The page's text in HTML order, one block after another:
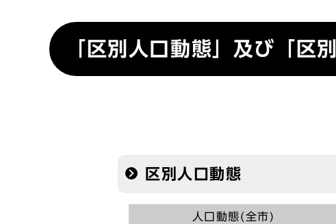
「区別人口動態」及び「区
区別人口動態
人口動態(全市)